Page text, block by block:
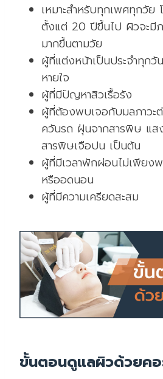
เหมาะสำหรับทุกเพศทุกวัย
ตั้งแต่ 20 ปีขึ้นไป ผิวจะมีภ
มากขึ้นตามวัย
ผู้ที่แต่งหน้าเป็นประจำทุก
หายใจ
ผู้ที่มีปัญหาสิวเรื้อรัง
ผู้ที่ต้องพบเจอกับมลภาวะ
ควันรถ ฝุ่นจากสารพิษ แ
สารพิษเจือปน เป็นต้น
ผู้ที่มีเวลาพักผ่อนไม่เพียง
หรืออดนอน
ผู้ที่มีความเครียดสะสม
ขั้นตอนดูแลผิวด้วยคอ